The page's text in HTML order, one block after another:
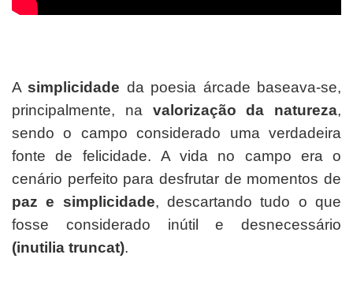
Asimplicidade da poesia árcade baseava-se,
principalmente, na valorização da natureza,
sendo o campo considerado uma verdadeira
fonte de felicidade. A vida no campo era o
cenário perfeito para desfrutar de momentos de
paz e simplicidade, descartando tudo o que
fosse considerado inútil e desnecessário
(inutilia truncat).